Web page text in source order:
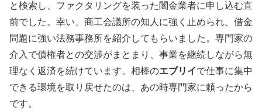
と検索し、ファクタリングを装った闇金業者に申し込む直
前でした。幸い、商工会議所の知人に強く止められ、借金
問題に強い法務事務所を紹介してもらいました。専門家の
介入で債権者との交渉がまとまり、事業を継続しながら無
理なく返済を続けています。相棒のエブリイで仕事に集中
できる環境を取り戻せたのは、あの時専門家に頼ったから
です。